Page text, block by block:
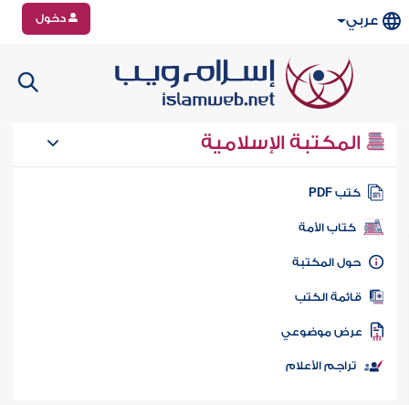
عربي دخول
المكتبة الإسلامية
كتب PDF
كتاب الأمة
المكتبة
الكتب
موضوعي